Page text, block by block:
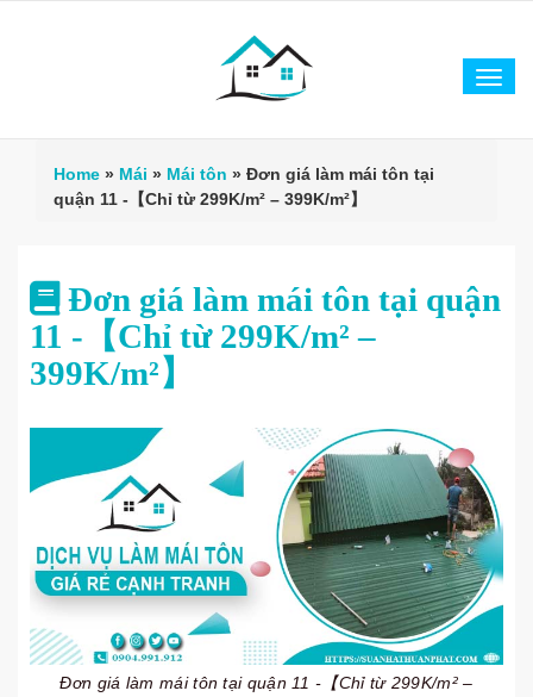
Home » Mái » Mái tôn » Đơn giá làm mái tôn tại
quận 11 -【Chỉ từ 299K/m² – 399K/m²】
Đơn giá làm mái tôn tại quận
11 -【Chỉ từ 299K/m² –
399K/m²】
Đơn giá làm mái tôn tại quận 11 -【Chỉ từ 299K/m² –